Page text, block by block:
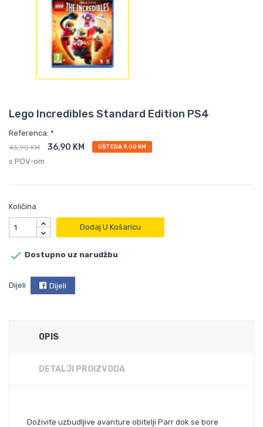
Lego Incredibles Standard Edition PS4
Referenca: *
45,90 KM 36,90 KM UŠTEDA 9,00 KM
s PDV-om
Količina
Dodaj U Košaricu
 Dostupno uz narudžbu
Dijeli Dijeli
OPIS
DETALJI PROIZVODA
Doživite uzbudljive avanture obitelji Parr dok se bore